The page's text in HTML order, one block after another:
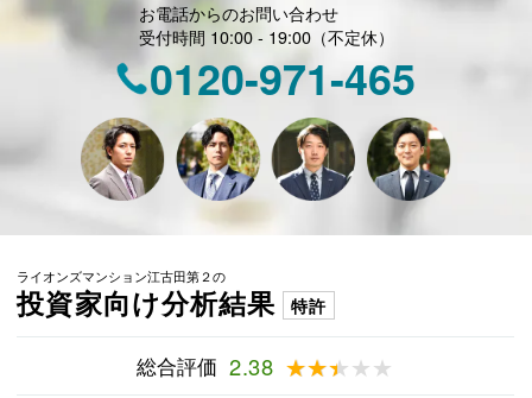
お電話からのお問い合わせ
受付時間 10:00 - 19:00（不定休）
0120-971-465
ライオンズマンション江古田第２の
投資家向け分析結果 特許
総合評価 2.38 ★★★★★
★★★★★